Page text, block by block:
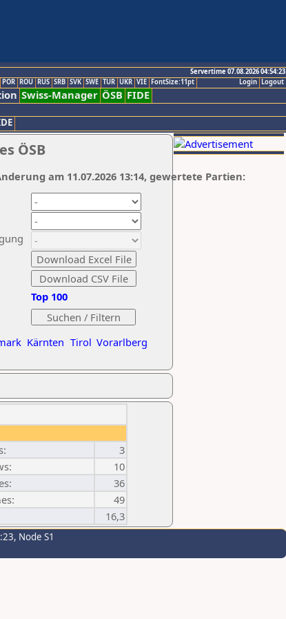
Servertime 07.08.2026 04:54:23
Logout
Login
POR ROU RUS SRB SVK SWE TUR UKR VIE FontSize:11pt
Swiss-Manager ÖSB FIDE
ÖSB
Kärnten Tirol Vorarlberg
Top 100
am 11.07.2026 13:14, gewertete Partien:
3
10
36
49
16,3
Node S1